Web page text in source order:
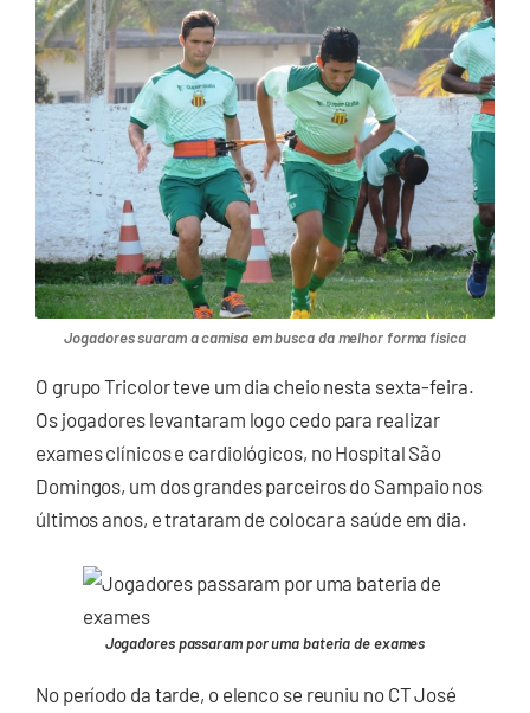
Jogadores suaram a camisa em busca da melhor forma física
O grupo Tricolor teve um dia cheio nesta sexta-feira.
Os jogadores levantaram logo cedo para realizar
exames clínicos e cardiológicos, no Hospital São
Domingos, um dos grandes parceiros do Sampaio nos
últimos anos, e trataram de colocar a saúde em dia.
Jogadores passaram por uma bateria de exames
No período da tarde, o elenco se reuniu no CT José